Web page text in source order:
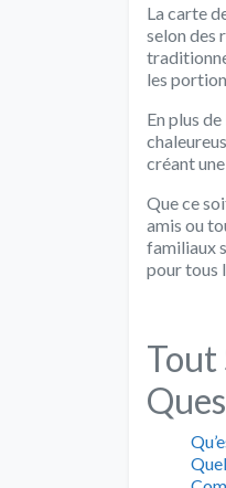
La carte
selon des
les
En plus
créant
Que ce
amis ou
familiaux
pour tous
Tout